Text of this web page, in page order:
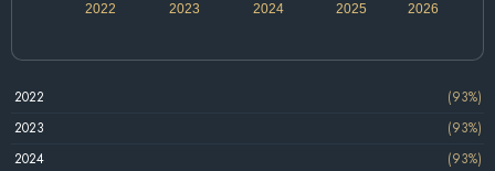
2022 2024 2026
2023 2025
2022
(93%)
2023
(93%)
2024
(93%)